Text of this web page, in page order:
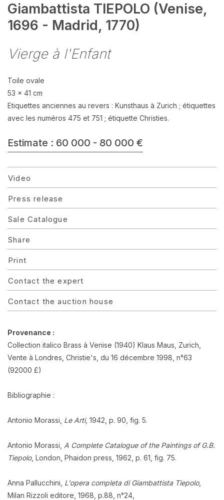
Giambattista TIEPOLO (Venise,
1696 - Madrid, 1770)
Vierge à l'Enfant
Toile ovale
53 x 41 cm
Etiquettes anciennes au revers : Kunsthaus à Zurich ; étiquettes
avec les numéros 475 et 751 ; étiquette Christies.
Estimate : 60 000 - 80 000 €
Video
Press release
Sale Catalogue
Share
Print
Contact the expert
Contact the auction house
Provenance :
Collection italico Brass à Venise (1940) Klaus Maus, Zurich,
Vente à Londres, Christie's, du 16 décembre 1998, n°63
(92000 £)
Bibliographie :
Antonio Morassi, Le Arti, 1942, p. 90, fig. 5.
Antonio Morassi, A Complete Catalogue of the Paintings of G.B.
Tiepolo, London, Phaidon press, 1962, p. 61, fig. 75.
Anna Pallucchini, L'opera completa di Giambattista Tiepolo,
Milan Rizzoli editore, 1968, p.88, n°24,